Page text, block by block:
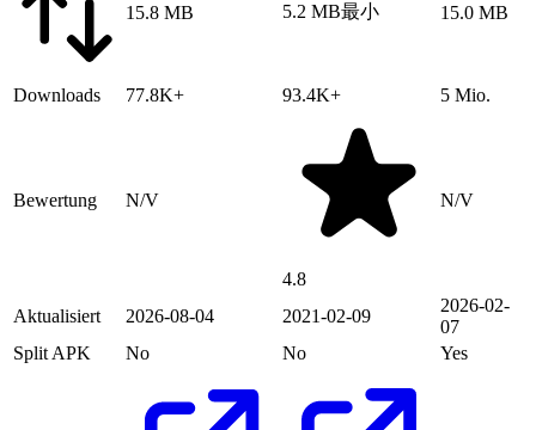
15.8 MB 5.2 MB最小 15.0 MB
Downloads 77.8K+ 93.4K+ 5 Mio.
Bewertung N/V
4.8
N/V
Aktualisiert 2026-08-04 2021-02-09
2026-02-
07
Split APK
No No Yes